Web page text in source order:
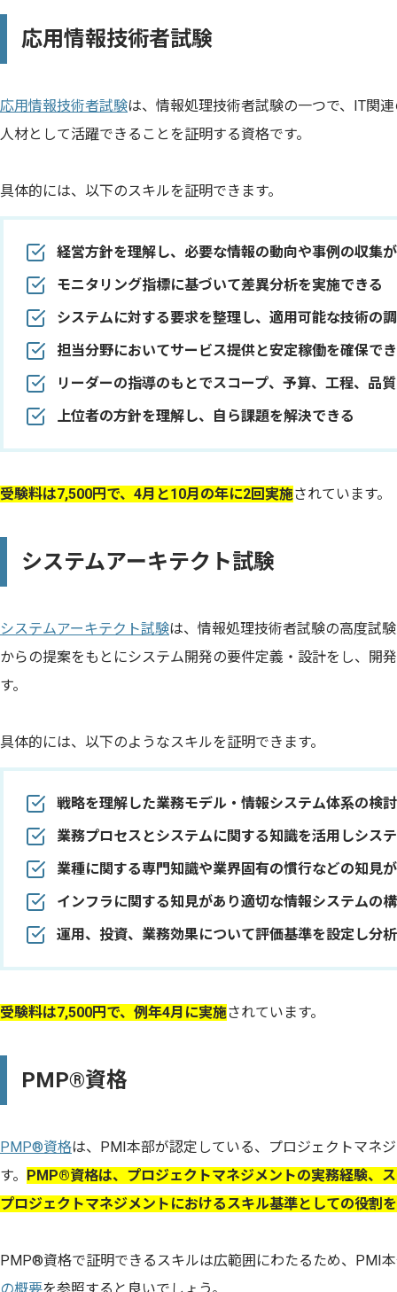
応用情報技術者試験
応用情報技術者試験は、情報処理技術者試験の一つで、IT関
人材として活躍できることを証明する資格です。
具体的には、以下のスキルを証明できます。
経営方針を理解し、必要な情報の動向や事例の収集
モニタリング指標に基づいて差異分析を実施できる
システムに対する要求を整理し、適用可能な技術の
担当分野においてサービス提供と安定稼働を確保で
リーダーの指導のもとでスコープ、予算、工程、品
上位者の方針を理解し、自ら課題を解決できる
受験料は7,500円で、4月と10月の年に2回実施されています。
システムアーキテクト試験
システムアーキテクト試験は、情報処理技術者試験の高度試
からの提案をもとにシステム開発の要件定義・設計をし、開
す。
具体的には、以下のようなスキルを証明できます。
戦略を理解した業務モデル・情報システム体系の検
業務プロセスとシステムに関する知識を活用しシス
業種に関する専門知識や業界固有の慣行などの知見
インフラに関する知見があり適切な情報システムの
運用、投資、業務効果について評価基準を設定し分
受験料は7,500円で、例年4月に実施されています。
PMP®資格
PMP®資格は、PMI本部が認定している、プロジェクトマネ
す。 PMP®資格は、プロジェクトマネジメントの実務経験、
プロジェクトマネジメントにおけるスキル基準としての役割
PMP®資格で証明できるスキルは広範囲にわたるため、PMI